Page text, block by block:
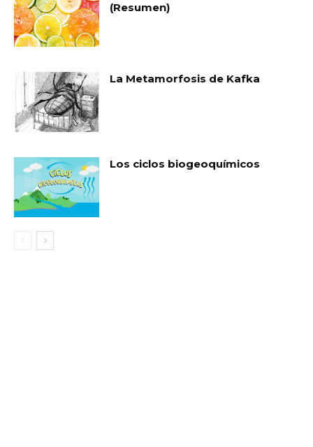
(Resumen)
La Metamorfosis de Kafka
Los ciclos biogeoquímicos